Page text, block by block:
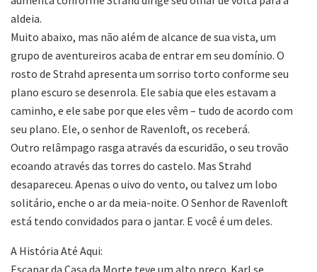
aldeia.
Muito abaixo, mas não além de alcance de sua vista, um
grupo de aventureiros acaba de entrar em seu domínio. O
rosto de Strahd apresenta um sorriso torto conforme seu
plano escuro se desenrola. Ele sabia que eles estavam a
caminho, e ele sabe por que eles vêm – tudo de acordo com
seu plano. Ele, o senhor de Ravenloft, os receberá.
Outro relâmpago rasga através da escuridão, o seu trovão
ecoando através das torres do castelo. Mas Strahd
desapareceu. Apenas o uivo do vento, ou talvez um lobo
solitário, enche o ar da meia-noite. O Senhor de Ravenloft
está tendo convidados para o jantar. E você é um deles.
A História Até Aqui:
Escapar da Casa da Morte teve um alto preço. Karl se